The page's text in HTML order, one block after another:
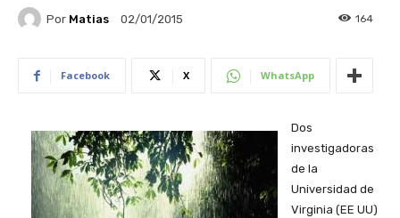
Por Matias 02/01/2015 164
Facebook X WhatsApp
Dos
investigadoras
de la
Universidad de
Virginia (EE UU)